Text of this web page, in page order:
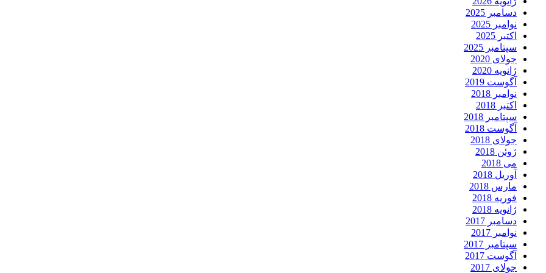
دسامبر 2025
نوامبر 2025
اکتبر 2025
سپتامبر 2025
جولای 2020
ژانویه 2020
آگوست 2019
نوامبر 2018
اکتبر 2018
سپتامبر 2018
آگوست 2018
جولای 2018
ژوئن 2018
می 2018
آوریل 2018
مارس 2018
فوریه 2018
ژانویه 2018
دسامبر 2017
نوامبر 2017
سپتامبر 2017
آگوست 2017
جولای 2017